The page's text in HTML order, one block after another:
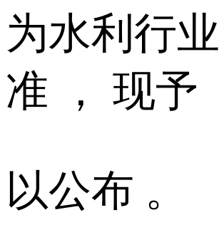
为水利行
准 ， 现予
以公布 。